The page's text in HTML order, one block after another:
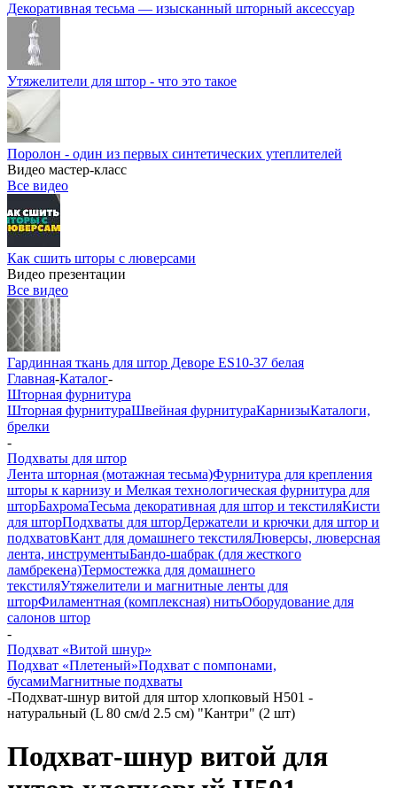
Декоративная тесьма — изысканный шторный аксессуар
Утяжелители для штор - что это такое
Поролон - один из первых синтетических утеплителей
Видео мастер-класс
Все видео
Как сшить шторы с люверсами
Видео презентации
Все видео
Гардинная ткань для штор Деворе ES10-37 белая
Главная-Каталог-
Шторная фурнитура
Шторная фурнитураШвейная фурнитураКарнизыКаталоги,
брелки
-
Подхваты для штор
Лента шторная (мотажная тесьма)Фурнитура для крепления
шторы к карнизу и Мелкая технологическая фурнитура для
шторБахромаТесьма декоративная для штор и текстиляКисти
для шторПодхваты для шторДержатели и крючки для штор и
подхватовКант для домашнего текстиляЛюверсы, люверсная
лента, инструментыБандо-шабрак (для жесткого
ламбрекена)Термостежка для домашнего
текстиляУтяжелители и магнитные ленты для
шторФиламентная (комплексная) нитьОборудование для
салонов штор
-
Подхват «Витой шнур»
Подхват «Плетеный»Подхват с помпонами,
бусамиМагнитные подхваты
-Подхват-шнур витой для штор хлопковый H501 -
натуральный (L 80 см/d 2.5 см) "Кантри" (2 шт)
Подхват-шнур витой для